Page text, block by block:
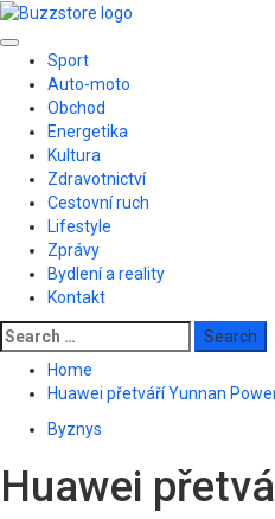
Skip
content
Primary
Menu
Sport
Auto-moto
Obchod
Energetika
Kultura
Zdravotnictví
Cestovní ruch
Lifestyle
Zprávy
Bydlení a reality
Kontakt
Search
for:
Home
Huawei přetváří Yunnan
Byznys
Huawei